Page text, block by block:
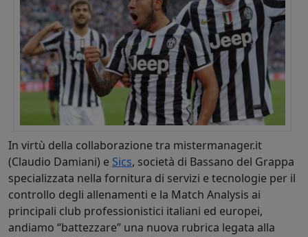
In virtù della collaborazione tra mistermanager.it
(Claudio Damiani) e Sics, società di Bassano del Grappa
specializzata nella fornitura di servizi e tecnologie per il
controllo degli allenamenti e la Match Analysis ai
principali club professionistici italiani ed europei,
andiamo “battezzare” una nuova rubrica legata alla